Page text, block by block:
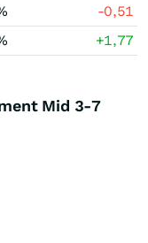
-0,51
+1,77
Mid 3-7